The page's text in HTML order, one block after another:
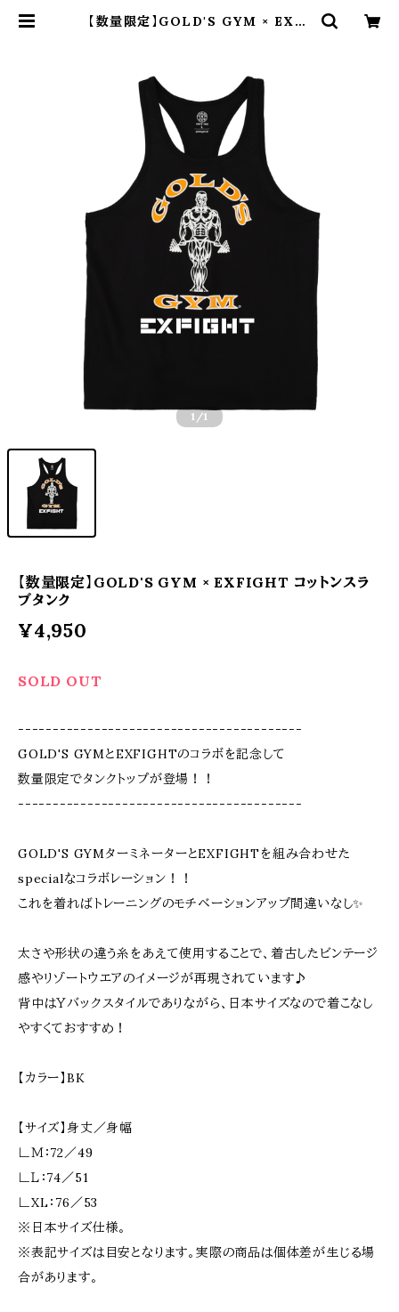
【数量限定】GOLD'S GYM × EXFI
1 /1
【数量限定】GOLD'S GYM × EXFIGHT コットンスラ
ブタンク
¥4,950
SOLD OUT
-----------------------------------------
GOLD'S GYMとEXFIGHTのコラボを記念して
数量限定でタンクトップが登場！！
-----------------------------------------
GOLD'S GYMターミネーターとEXFIGHTを組み合わせた
specialなコラボレーション！！
これを着ればトレーニングのモチベーションアップ間違いなし✨
太さや形状の違う糸をあえて使用することで、着古したビンテージ
感やリゾートウエアのイメージが再現されています♪
背中はＹバックスタイルでありながら、日本サイズなので着こなし
やすくておすすめ！
【カラー】BK
【サイズ】身丈／身幅
∟Ｍ：72／49
∟Ｌ：74／51
∟XL：76／53
※日本サイズ仕様。
※表記サイズは目安となります。実際の商品は個体差が生じる場
合があります。